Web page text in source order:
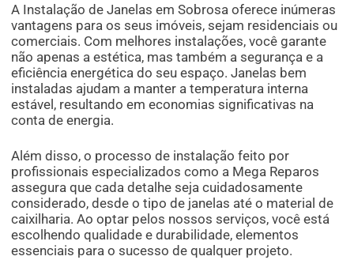
A Instalação de Janelas em Sobrosa oferece inúmeras
vantagens para os seus imóveis, sejam residenciais ou
comerciais. Com melhores instalações, você garante
não apenas a estética, mas também a segurança e a
eficiência energética do seu espaço. Janelas bem
instaladas ajudam a manter a temperatura interna
estável, resultando em economias significativas na
conta de energia.
Além disso, o processo de instalação feito por
profissionais especializados como a Mega Reparos
assegura que cada detalhe seja cuidadosamente
considerado, desde o tipo de janelas até o material de
caixilharia. Ao optar pelos nossos serviços, você está
escolhendo qualidade e durabilidade, elementos
essenciais para o sucesso de qualquer projeto.